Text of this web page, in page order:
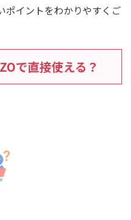
ポイントをわかりやすくご
で直接使える？